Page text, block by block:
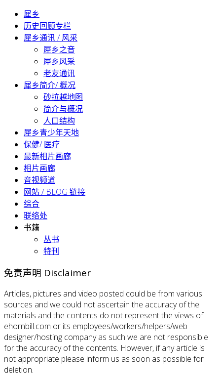
犀乡
历史回顾专栏
犀乡通讯 / 风采
犀乡之音
犀乡风采
老友通讯
犀乡简介/ 概况
砂拉越地图
简介与概况
人口结构
犀乡青少年天地
保健/ 医疗
最新相片画廊
相片画廊
音视频道
网站 / BLOG 链接
综合
联络处
书籍
丛书
特刊
免责声明 Disclaimer
Articles, pictures and video posted could be from various
sources and we could not ascertain the accuracy of the
materials and the contents do not represent the views of
ehornbill.com or its employees/workers/helpers/web
designer/hosting company as such we are not responsible
for the accuracy of the contents. However, if any article is
not appropriate please inform us as soon as possible for
deletion.